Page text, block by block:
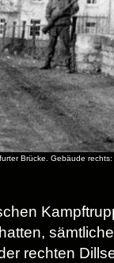
Brücke. Gebäude rechts:
sämtliche
rechten